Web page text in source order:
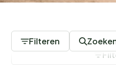
anders in Nederland kan
ontspanning, avontuur
Filteren